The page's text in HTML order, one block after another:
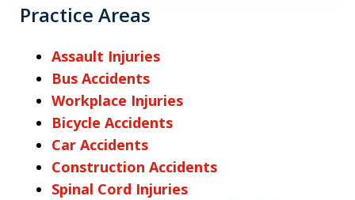
Practice Areas
Assault Injuries
Bus Accidents
Workplace Injuries
Bicycle Accidents
Car Accidents
Construction Accidents
Spinal Cord Injuries